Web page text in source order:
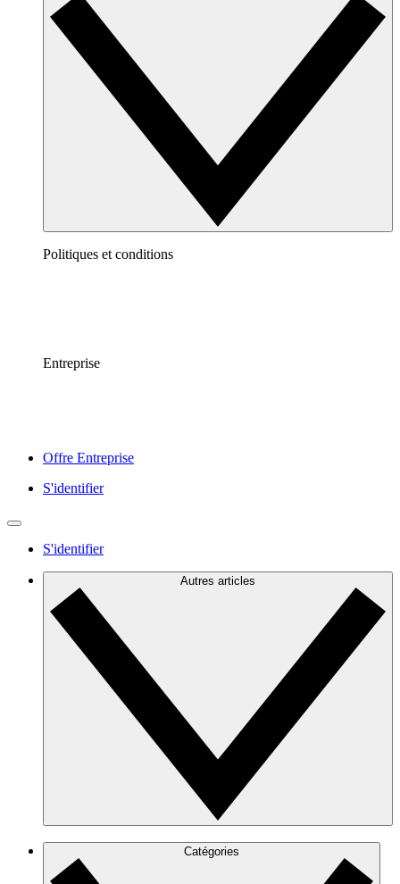
Politiques et conditions
Entreprise
Offre Entreprise
S'identifier
S'identifier
Autres articles
Catégories